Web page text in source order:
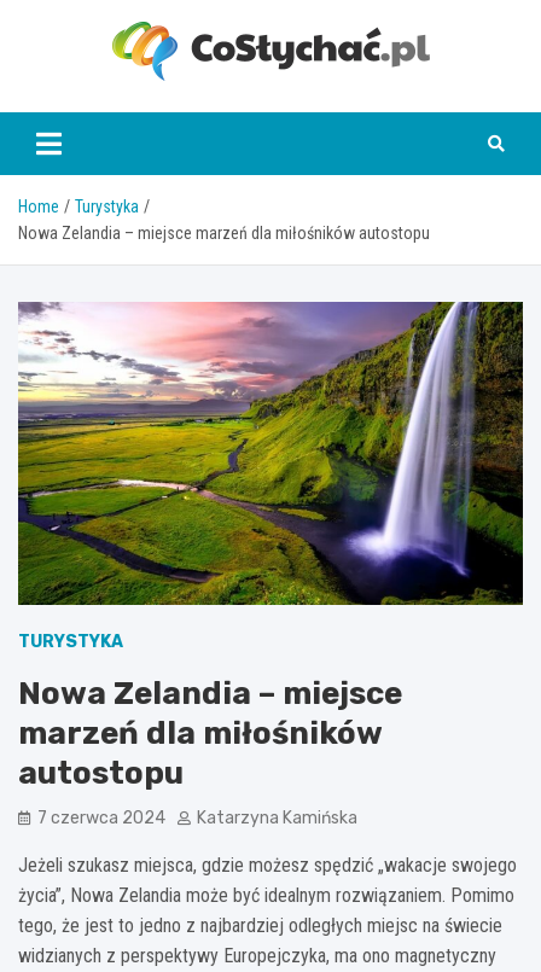
coslychac.pl
Home
Turystyka
Nowa Zelandia – miejsce marzeń dla miłośników autostopu
TURYSTYKA
Nowa Zelandia – miejsce
marzeń dla miłośników
autostopu
7 czerwca 2024 Katarzyna Kamińska
Jeżeli szukasz miejsca, gdzie możesz spędzić „wakacje swojego
życia”, Nowa Zelandia może być idealnym rozwiązaniem. Pomimo
tego, że jest to jedno z najbardziej odległych miejsc na świecie
widzianych z perspektywy Europejczyka, ma ono magnetyczny